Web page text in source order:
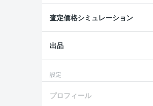
査定価格シミュレーション
出品
設定
プロフィール